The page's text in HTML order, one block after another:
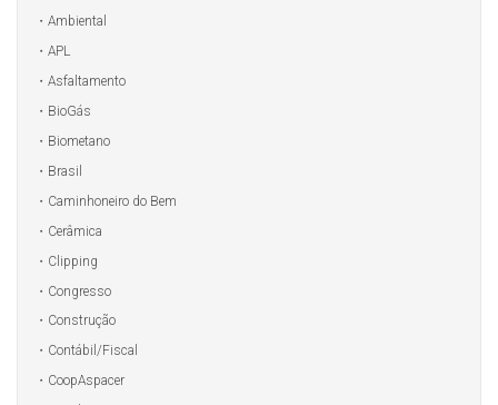
Ambiental
APL
Asfaltamento
BioGás
Biometano
Brasil
Caminhoneiro do Bem
Cerâmica
Clipping
Congresso
Construção
Contábil/Fiscal
CoopAspacer